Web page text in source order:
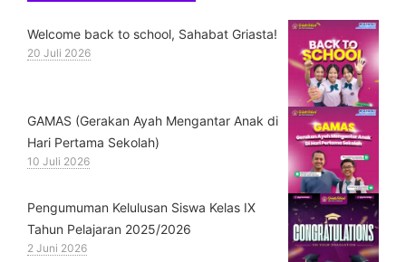
Welcome back to school, Sahabat Griasta!
20 Juli 2026
GAMAS (Gerakan Ayah Mengantar Anak di
Hari Pertama Sekolah)
10 Juli 2026
Pengumuman Kelulusan Siswa Kelas IX
Tahun Pelajaran 2025/2026
2 Juni 2026